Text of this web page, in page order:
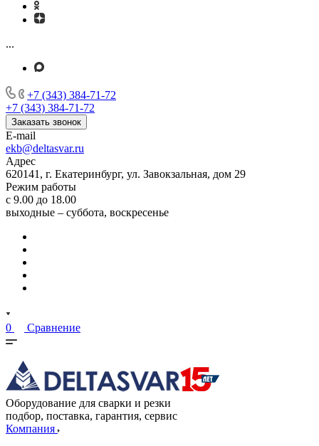
...
+7 (343) 384-71-72
+7 (343) 384-71-72
Заказать звонок
E-mail
ekb@deltasvar.ru
Адрес
620141, г. Екатеринбург, ул. Завокзальная, дом 29
Режим работы
с 9.00 до 18.00
выходные – суббота, воскресенье
0 Сравнение
Оборудование для сварки и резки
подбор, поставка, гарантия, сервис
Компания